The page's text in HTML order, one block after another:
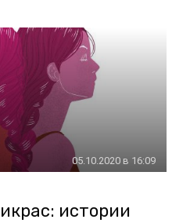
05.10.2020 в 16:09
истории